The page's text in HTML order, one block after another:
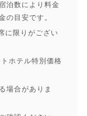
泊数により料金
の目安です。
に限りがござい
ホテル特別価格
場合がありま